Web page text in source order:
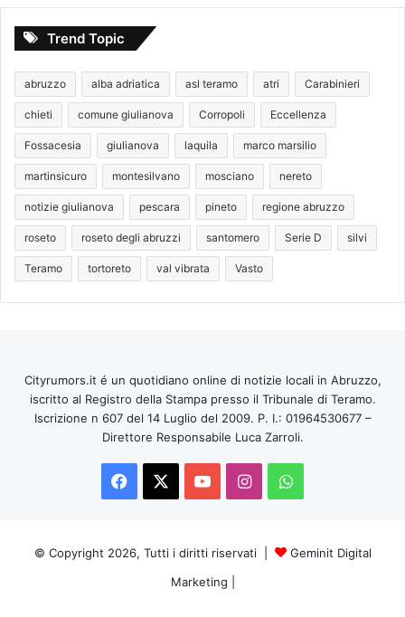
Trend Topic
abruzzo alba adriatica asl teramo atri Carabinieri
chieti comune giulianova Corropoli Eccellenza
Fossacesia giulianova laquila marco marsilio
martinsicuro montesilvano mosciano nereto
notizie giulianova pescara pineto regione abruzzo
roseto roseto degli abruzzi santomero Serie D silvi
Teramo tortoreto val vibrata Vasto
Cityrumors.it é un quotidiano online di notizie locali in Abruzzo,
iscritto al Registro della Stampa presso il Tribunale di Teramo.
Iscrizione n 607 del 14 Luglio del 2009. P. I.: 01964530677 –
Direttore Responsabile Luca Zarroli.
Facebook
You InstagramWhatsApp
© Copyright 2026, Tutti i diritti riservati |
Geminit Digital
Marketing